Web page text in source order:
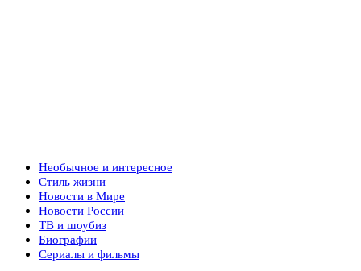
Необычное и интересное
Стиль жизни
Новости в Мире
Новости России
ТВ и шоубиз
Биографии
Сериалы и фильмы